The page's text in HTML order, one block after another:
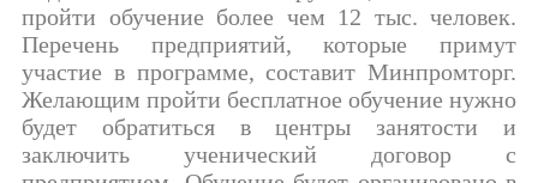
пройти обучение более чем 12 тыс. человек.
Перечень предприятий, которые примут
участие в программе, составит Минпромторг.
Желающим пройти бесплатное обучение нужно
будет обратиться в центры занятости и
заключить ученический договор с